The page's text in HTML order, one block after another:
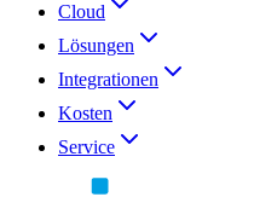
Cloud
Lösungen
Integrationen
Kosten
Service